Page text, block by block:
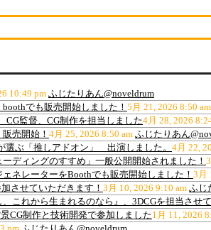
10:49 pm ふじたりあん@noveldrum
でも販売開始しました！ 5月 21, 2026 8:50 am
CG監督、CG制作を担当しました4月 28, 2026
売開始！ 4月 25, 2026 8:50 am ふじたりあん
選ぶ「推しアドオン」 出演しました。 4月 22,
ーディングのすすめ」一般公開開始されました！
ネレーターをBoothでも販売開始しました！ 3月
加させていただきます！ 3月 10, 2026 9:10 am ふじ
これから生まれるのなら』、3DCGを担当させ
CG制作と技術開発で参加しました1月 11, 2026